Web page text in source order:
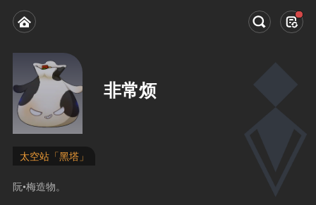
非常烦
太空站「黑塔」
阮•梅造物。